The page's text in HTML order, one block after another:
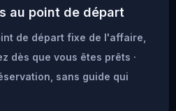
au point de départ
de départ fixe de l'affaire,
dès que vous êtes prêts ·
sans guide qui